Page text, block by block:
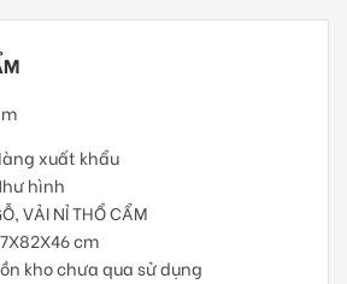
xuất khẩu
hình
VẢI NỈ THỔ CẨM
cm
kho chưa qua sử dụng